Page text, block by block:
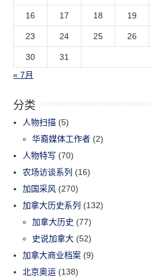
16 17 18 19
23 24 25 26
30
31
« 7月
分类
人物扫描 (5)
华裔媒体工作者 (2)
人物特写 (70)
农场访谈系列 (16)
加国采风 (270)
加拿大历史系列 (132)
加拿大历史 (77)
史说加拿大 (52)
加拿大商业档案 (9)
北京奥运 (138)